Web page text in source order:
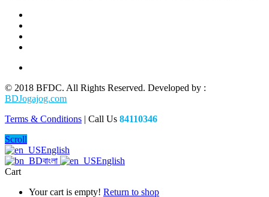
© 2018 BFDC. All Rights Reserved. Developed by :
BDJogajog.com
Terms & Conditions | Call Us 84110346
Scroll
English
বাংলা
English
Cart
Your cart is empty! Return to shop